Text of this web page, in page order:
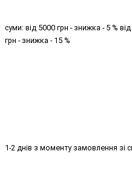
суми: від 5000 грн - знижка - 5 %
грн - знижка - 15 %
1-2 днів з моменту замовлення зі